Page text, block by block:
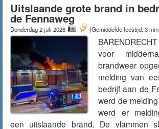
Uitslaande grote brand in
de Fennaweg
Donderdag 2 juli 2026 (Gemiddelde leestijd: 3
voor
brandweer
melding van
bedrijf aan de
werd de
werd er
een uitslaande brand. De vlammen